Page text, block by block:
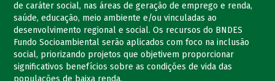
de caráter social, nas áreas de geração de emprego e renda,
saúde, educação, meio ambiente e/ou vinculadas ao
desenvolvimento regional e social. Os recursos do BNDES
Fundo Socioambiental serão aplicados com foco na inclusão
social, priorizando projetos que objetivem proporcionar
significativos benefícios sobre as condições de vida das